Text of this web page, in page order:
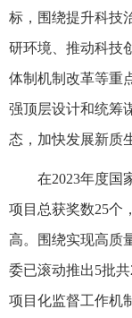
标，围绕提升科技
研环境、推动科技
体制机制改革等重
强顶层设计和统筹
态，加快发展新质
在2023年度国
项目总获奖数25个
高。围绕实现高质
委已滚动推出5批
项目化监督工作机